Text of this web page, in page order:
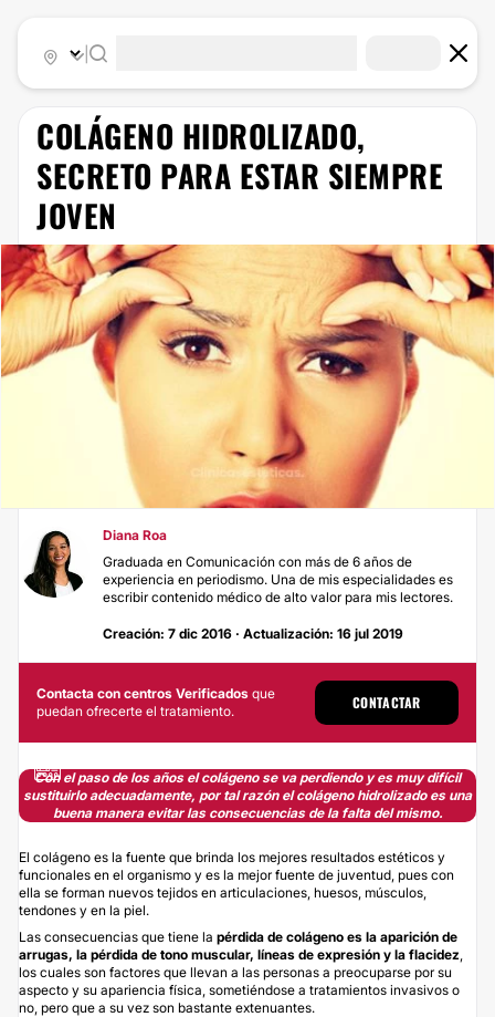
COLÁGENO HIDROLIZADO,
SECRETO PARA ESTAR SIEMPRE
JOVEN
Diana Roa
Graduada en Comunicación con más de 6 años de
experiencia en periodismo. Una de mis especialidades es
escribir contenido médico de alto valor para mis lectores.
Creación: 7 dic 2016 · Actualización: 16 jul 2019
Contacta con centros Verificados que
puedan ofrecerte el tratamiento.
CONTACTAR
Con el paso de los años el colágeno se va perdiendo y es muy difícil
sustituirlo adecuadamente, por tal razón el colágeno hidrolizado es una
buena manera evitar las consecuencias de la falta del mismo.
El colágeno es la fuente que brinda los mejores resultados estéticos y
funcionales en el organismo y es la mejor fuente de juventud, pues con
ella se forman nuevos tejidos en articulaciones, huesos, músculos,
tendones y en la piel.
Las consecuencias que tiene la pérdida de colágeno es la aparición de
arrugas, la pérdida de tono muscular, líneas de expresión y la flacidez
los cuales son factores que llevan a las personas a preocuparse por su
aspecto y su apariencia física, sometiéndose a tratamientos invasivos o
no, pero que a su vez son bastante extenuantes.